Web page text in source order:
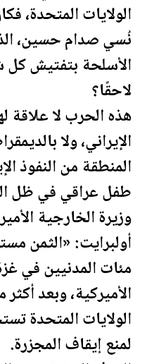
الولايات المتحدة،
نُسي صدام حسين،
الأسلحة بتفتيش
لاحقًا؟
هذه الحرب لا علاقة
الإيراني، ولا
المنطقة من النفوذ
طفل عراقي في ظل
وزيرة الخارجية
أولبرايت: «الثمن
مئات المدنيين في
الأميركية، وبعد
الولايات المتحدة
لمنع إيقاف المجزرة.